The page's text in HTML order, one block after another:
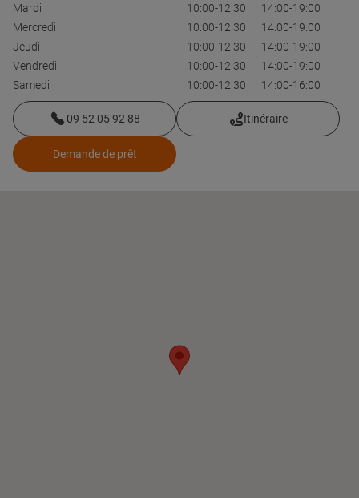
Mardi
10:00-12:30
14:00-19:00
Mercredi
10:00-12:30
14:00-19:00
Jeudi
10:00-12:30
14:00-19:00
Vendredi
10:00-12:30
14:00-19:00
Samedi
10:00-12:30 14:00-16:00
09 52 05 92 88 Itinéraire
Demande de prêt